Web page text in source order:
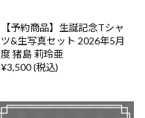
【予約商品】生誕記念Tシャ
ツ&生写真セット 2026年5月
度 猪島 莉玲亜
¥3,500 (税込)